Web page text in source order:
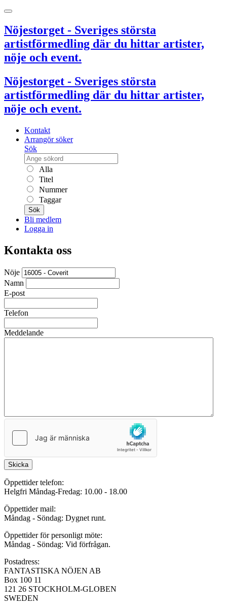
Nöjestorget - Sveriges största
artistförmedling där du hittar artister,
nöje och event.
Nöjestorget - Sveriges största
artistförmedling där du hittar artister,
nöje och event.
Kontakt
Arrangör söker
Sök
Alla
Titel
Nummer
Taggar
Sök
Bli medlem
Logga in
Kontakta oss
Nöje
Namn
E-post
Telefon
Meddelande
Skicka
Öppettider telefon:
Helgfri Måndag-Fredag: 10.00 - 18.00
Öppettider mail:
Måndag - Söndag: Dygnet runt.
Öppettider för personligt möte:
Måndag - Söndag: Vid förfrågan.
Postadress:
FANTASTISKA NÖJEN AB
Box 100 11
121 26 STOCKHOLM-GLOBEN
SWEDEN